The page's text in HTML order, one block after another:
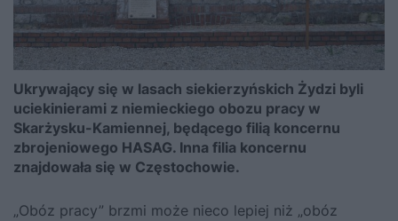
Ukrywający się w lasach siekierzyńskich Żydzi byli
uciekinierami z niemieckiego obozu pracy w
Skarżysku-Kamiennej, będącego filią koncernu
zbrojeniowego HASAG. Inna filia koncernu
znajdowała się w Częstochowie.
„Obóz pracy” brzmi może nieco lepiej niż „obóz